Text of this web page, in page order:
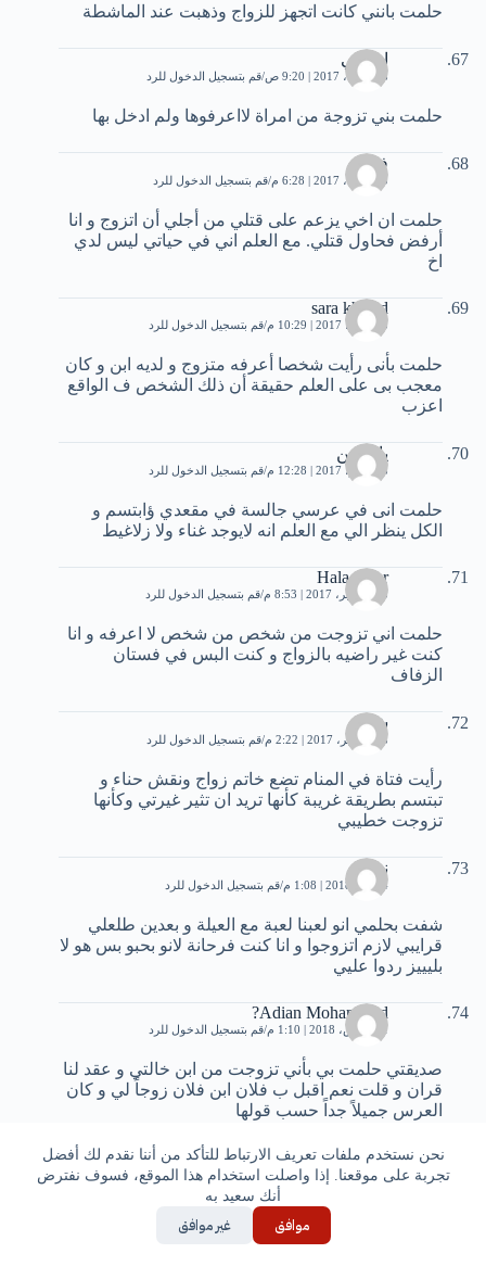
نحن نستخدم ملفات تعريف الارتباط للتأكد من أننا نقدم لك أفضل
تجربة على موقعنا. إذا واصلت استخدام هذا الموقع، فسوف نفترض
أنك سعيد به
موافق غير موافق
حلمت بانني كانت اتجهز للزواج وذهبت عند الماشطة
ابوعلي
18 أبريل، 2017 | 9:20 ص قم بتسجيل الدخول للرد
حلمت بني تزوجة من امراة لااعرفوها ولم ادخل بها
فرح
30 أبريل، 2017 | 6:28 م قم بتسجيل الدخول للرد
حلمت ان اخي يزعم على قتلي من أجلي أن اتزوج و انا
أرفض فحاول قتلي. مع العلم اني في حياتي ليس لدي
اخ
sara khaled
15 يونيو، 2017 | 10:29 م قم بتسجيل الدخول للرد
حلمت بأنى رأيت شخصا أعرفه متزوج و لديه ابن و كان
معجب بى على العلم حقيقة أن ذلك الشخص ف الواقع
اعزب
ياسمين
18 يوليو، 2017 | 12:28 م قم بتسجيل الدخول للرد
حلمت انى في عرسي جالسة في مقعدي ؤابتسم و
الكل ينظر الي مع العلم انه لايوجد غناء ولا زلاغيط
Hala omar
15 سبتمبر، 2017 | 8:53 م قم بتسجيل الدخول للرد
حلمت اني تزوجت من شخص من شخص لا اعرفه و انا
كنت غير راضيه بالزواج و كنت البس في فستان
الزفاف
شام
18 نوفمبر، 2017 | 2:22 م قم بتسجيل الدخول للرد
رأيت فتاة في المنام تضع خاتم زواج ونقش حناء و
تبتسم بطريقة غريبة كأنها تريد ان تثير غيرتي وكأنها
تزوجت خطيبي
نور
4 يناير، 2018 | 1:08 م قم بتسجيل الدخول للرد
شفت بحلمي انو لعبنا لعبة مع العيلة و بعدين طلعلي
قرايبي لازم اتزوجوا و انا كنت فرحانة لانو بحبو بس هو لا
بليييز ردوا عليي
Adian Mohammed?
21 مارس، 2018 | 1:10 م قم بتسجيل الدخول للرد
صديقتي حلمت بي بأني تزوجت من ابن خالتي و عقد لنا
قران و قلت نعم اقبل ب فلان ابن فلان زوجاً لي و كان
العرس جميلاً جداً حسب قولها
ندى
24 مارس، 2018 | 12:35 م قم بتسجيل الدخول للرد
حلمت اني اتزوج وانا ولكن صغيرة السن